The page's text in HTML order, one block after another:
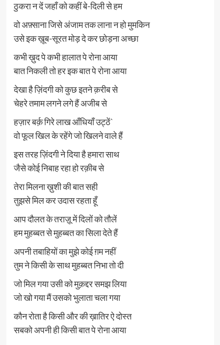
ठुकरा न दें जहाँ को कहीं बे-दिली से हम
वो अफ़्साना जिसे अंजाम तक लाना न हो मुमकिन
उसे इक ख़ूब-सूरत मोड़ दे कर छोड़ना अच्छा
कभी ख़ुद पे कभी हालात पे रोना आया
बात निकली तो हर इक बात पे रोना आया
देखा है ज़िंदगी को कुछ इतने क़रीब से
चेहरे तमाम लगने लगे हैं अजीब से
हज़ार बर्क़ गिरे लाख आँधियाँ उट्ठें`
वो फूल खिल के रहेंगे जो खिलने वाले हैं
इस तरह ज़िंदगी ने दिया है हमारा साथ
जैसे कोई निबाह रहा हो रक़ीब से
तेरा मिलना ख़ुशी की बात सही
तुझसे मिल कर उदास रहता हूँ
आप दौलत के तराज़ू में दिलों को तौलें
हम मुहब्बत से मुहब्बत का सिला देते हैं
अपनी तबाहियों का मुझे कोई ग़म नहीं
तुम ने किसी के साथ मुहब्बत निभा तो दी
जो मिल गया उसी को मुक़द्दर समझ लिया
जो खो गया मैं उसको भुलाता चला गया
कौन रोता है किसी और की ख़ातिर ऐ दोस्त
सबको अपनी ही किसी बात पे रोना आया